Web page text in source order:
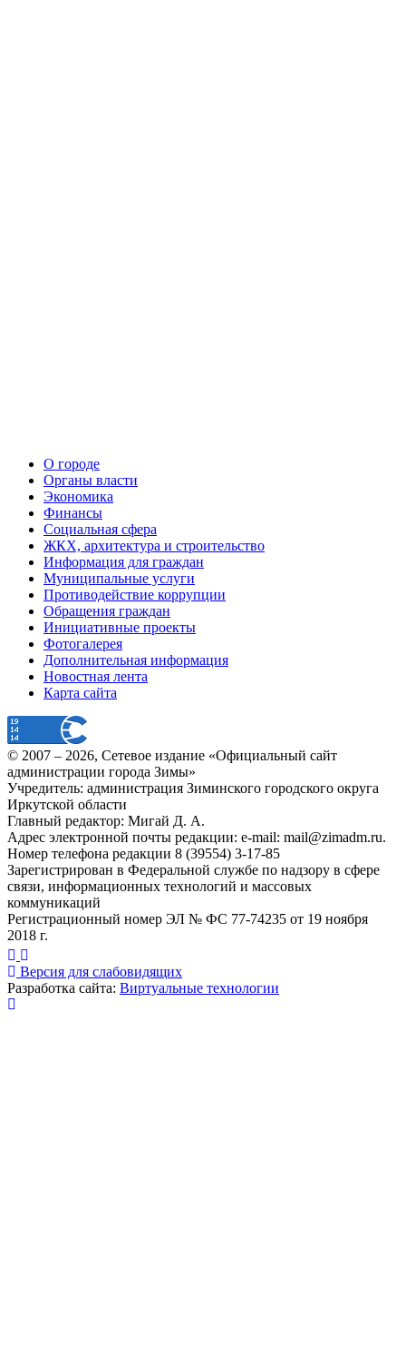
О городе
Органы власти
Экономика
Финансы
Социальная сфера
ЖКХ, архитектура и строительство
Информация для граждан
Муниципальные услуги
Противодействие коррупции
Обращения граждан
Инициативные проекты
Фотогалерея
Дополнительная информация
Новостная лента
Карта сайта
© 2007 – 2026, Сетевое издание «Официальный сайт
администрации города Зимы»
Учредитель: администрация Зиминского городского округа
Иркутской области
Главный редактор: Мигай Д. А.
Адрес электронной почты редакции: e-mail: mail@zimadm.ru.
Номер телефона редакции 8 (39554) 3-17-85
Зарегистрирован в Федеральной службе по надзору в сфере
связи, информационных технологий и массовых
коммуникаций
Регистрационный номер ЭЛ № ФС 77-74235 от 19 ноября
2018 г.
Версия для слабовидящих
Разработка сайта: Виртуальные технологии